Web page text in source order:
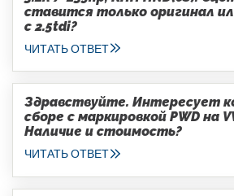
ставится только оригинал
с 2.5tdi?
ЧИТАТЬ ОТВЕТ
Здравствуйте. Интересует
сборе с маркировкой PWD на
Наличие и стоимость?
ЧИТАТЬ ОТВЕТ